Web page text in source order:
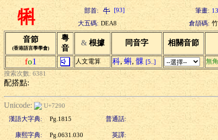
犐 部首: [93] 筆畫: 13
大五碼: DEA8 倉頡碼:
音節
(香港語言學學會)
粵
音
& 根據 同音字 相關音節
fo1 人文電算 科, 蝌, 髁 [5..]
無
搜索次數: 6381
配搭點:
Unicode:
U+7290
漢語大字典:
Pg.1815 普通話:
康熙字典: Pg.0631.030 英譯: